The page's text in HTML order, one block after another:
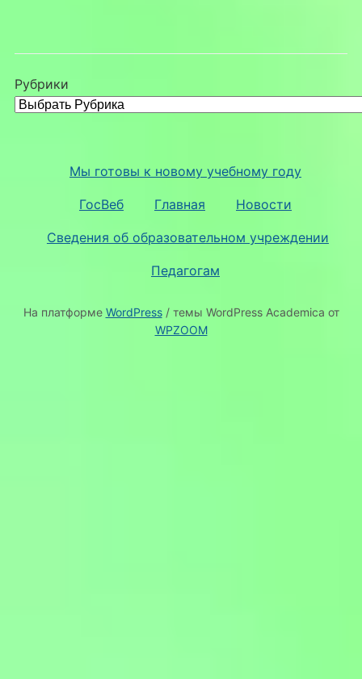
Рубрики
Мы готовы к новому учебному году
ГосВеб Главная Новости
Сведения об образовательном учреждении
Педагогам
На платформе WordPress/ темы WordPress Academica от
WPZOOM